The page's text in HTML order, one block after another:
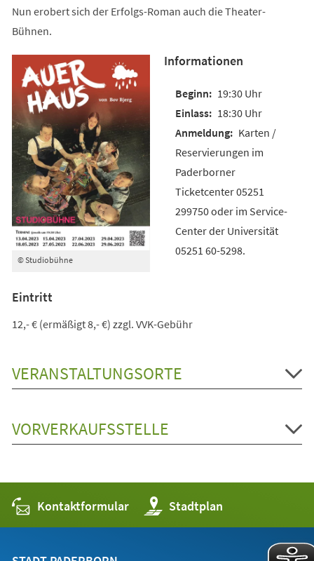
Nun erobert sich der Erfolgs-Roman auch die Theater-
Bühnen.
© Studiobühne
Informationen
19:30 Uhr
18:30 Uhr
Karten /
Reservierungen im
Paderborner
Ticketcenter 05251
299750 oder im Service-
Center der Universität
05251 60-5298.
Eintritt
12,- € (ermäßigt 8,- €) zzgl. VVK-Gebühr
VERANSTALTUNGSORTE
VORVERKAUFSSTELLE
Kontaktformular Stadtplan
(Öffnet
in
einem